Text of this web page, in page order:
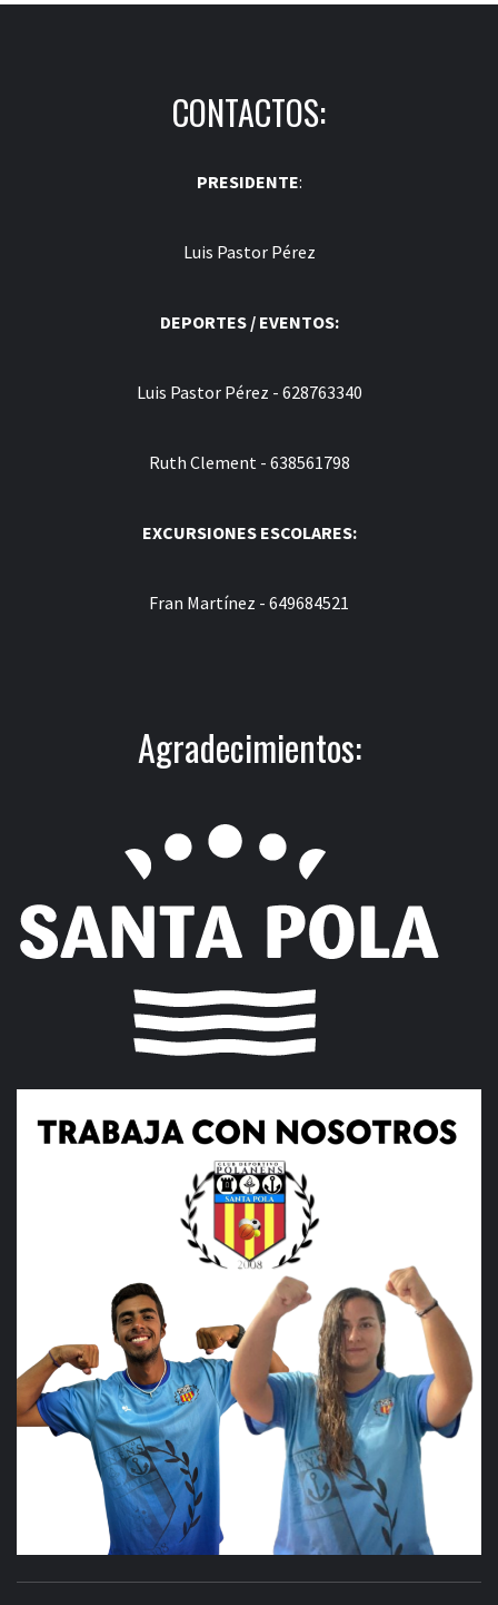
CONTACTOS:
PRESIDENTE:
Luis Pastor Pérez
DEPORTES / EVENTOS:
Luis Pastor Pérez - 628763340
Ruth Clement - 638561798
EXCURSIONES ESCOLARES:
Fran Martínez - 649684521
Agradecimientos: